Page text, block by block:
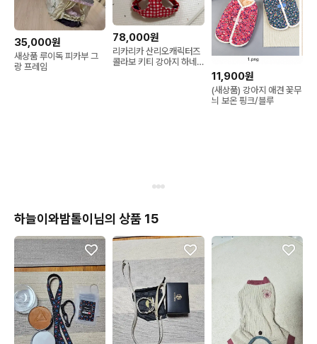
35,000원
새상품 루이독 피카부 그
랑 프레임
78,000원
리카리카 산리오캐릭터즈
콜라보 키티 강아지 하네
11,900원
(새상품) 강아지 애견 꽃무
늬 보온 핑크/블루
하늘이와밤톨이님의 상품 15